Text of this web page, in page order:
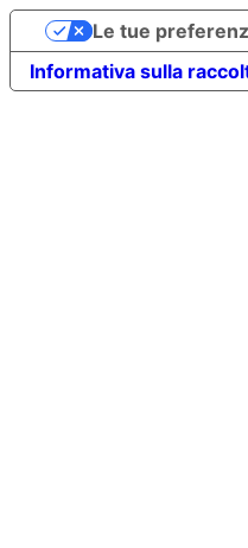
Informativa sulla
Le tue